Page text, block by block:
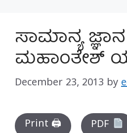
ಸಾಮಾನ್ಯ
ಮಹಾಂತೇಶ್
December 23, 2013 by
Print 🖨 PDF